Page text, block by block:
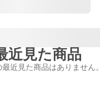
近見た商品
近見た商品はありません。